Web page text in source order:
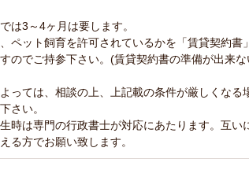
は3～4ヶ月は要します。
ペット飼育を許可されているかを「賃貸契約書
のでご持参下さい。(賃貸契約書の準備が出来な
っては、相談の上、上記載の条件が厳しくなる
さい。
生時は専門の行政書士が対応にあたります。互い
る方でお願い致します。